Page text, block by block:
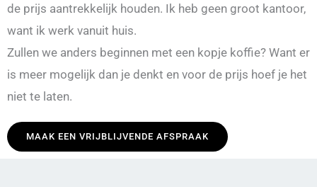
de prijs aantrekkelijk houden. Ik heb geen groot kantoor,
want ik werk vanuit huis.
Zullen we anders beginnen met een kopje koffie? Want er
is meer mogelijk dan je denkt en voor de prijs hoef je het
niet te laten.
MAAK EEN VRIJBLIJVENDE AFSPRAAK